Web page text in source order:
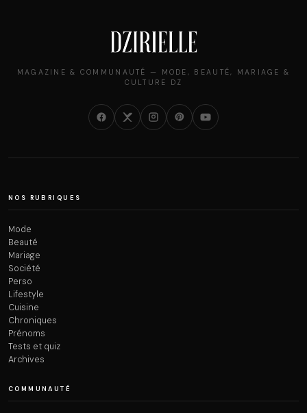
MAGAZINE & COMMUNAUTÉ — MODE, BEAUTÉ, MARIAGE &
CULTURE DZ
NOS RUBRIQUES
Mode
Beauté
Mariage
Société
Perso
Lifestyle
Cuisine
Chroniques
Prénoms
Tests et quiz
Archives
COMMUNAUTÉ